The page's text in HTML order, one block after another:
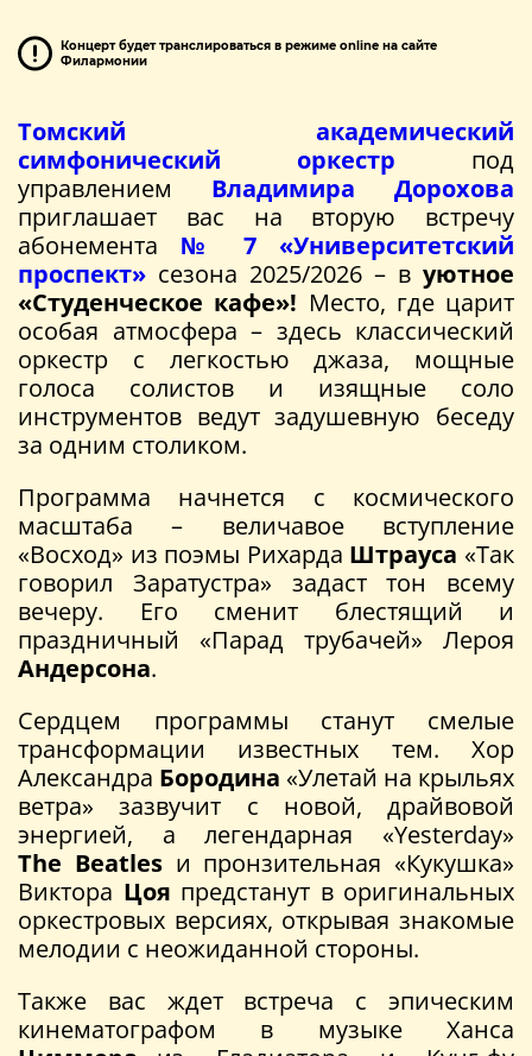
Концерт будет транслироваться в режиме online на сайте
Филармонии
Томский академический
симфонический оркестр под
управлением Владимира Дорохова
приглашает вас на вторую встречу
абонемента № 7 «Университетский
проспект» сезона 2025/2026 – в уютное
«Студенческое кафе»! Место, где царит
особая атмосфера – здесь классический
оркестр с легкостью джаза, мощные
голоса солистов и изящные соло
инструментов ведут задушевную беседу
за одним столиком.
Программа начнется с космического
масштаба – величавое вступление
«Восход» из поэмы Рихарда Штрауса «Так
говорил Заратустра» задаст тон всему
вечеру. Его сменит блестящий и
праздничный «Парад трубачей» Лероя
Андерсона.
Сердцем программы станут смелые
трансформации известных тем. Хор
Александра Бородина «Улетай на крыльях
ветра» зазвучит с новой, драйвовой
энергией, а легендарная «Yesterday»
The Beatlesи пронзительная «Кукушка»
Виктора Цоя предстанут в оригинальных
оркестровых версиях, открывая знакомые
мелодии с неожиданной стороны.
Также вас ждет встреча с эпическим
кинематографом в музыке Ханса